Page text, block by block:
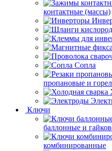
контактные (массы)
Сопла
пропановые и
Ключи
баллонные и
комбинированные